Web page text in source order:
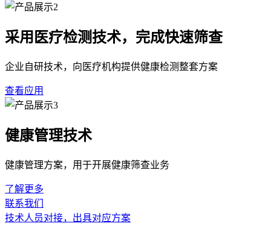
采用医疗检测技术，完成快速筛查
企业自研技术，向医疗机构提供健康检测整套方案
查看应用
健康管理技术
健康管理方案，用于开展健康筛查业务
了解更多
联系我们
技术人员对接，出具对应方案